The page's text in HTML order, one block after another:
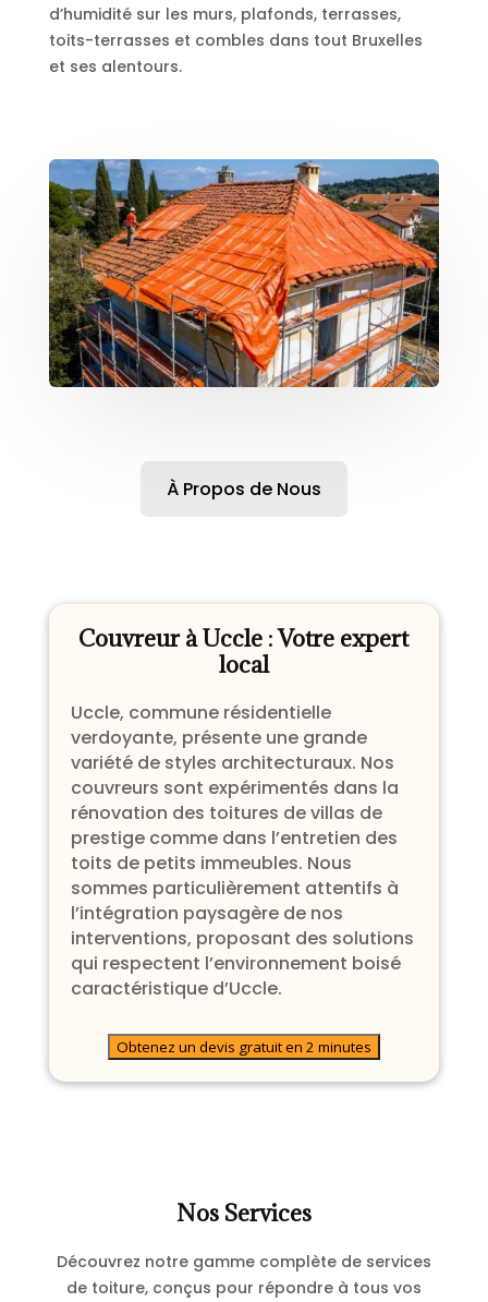
d’humidité sur les murs, plafonds, terrasses,
toits-terrasses et combles dans tout Bruxelles
et ses alentours.
À Propos de Nous
Couvreur à Uccle : Votre expert
local
Uccle, commune résidentielle
verdoyante, présente une grande
variété de styles architecturaux. Nos
couvreurs sont expérimentés dans la
rénovation des toitures de villas de
prestige comme dans l’entretien des
toits de petits immeubles. Nous
sommes particulièrement attentifs à
l’intégration paysagère de nos
interventions, proposant des solutions
qui respectent l’environnement boisé
caractéristique d’Uccle.
Obtenez un devis gratuit en 2 minutes
Nos Services
Découvrez notre gamme complète de services
de toiture, conçus pour répondre à tous vos